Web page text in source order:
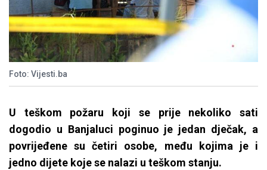
Foto: Vijesti.ba
U teškom požaru koji se prije nekoliko sati
dogodio u Banjaluci poginuo je jedan dječak, a
povrijeđene su četiri osobe, među kojima je i
jedno dijete koje se nalazi u teškom stanju.